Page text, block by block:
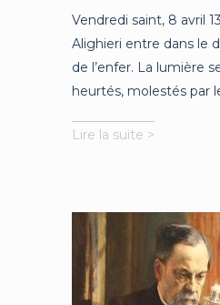
Vendredi saint, 8 avril
Alighieri entre dans le
de l’enfer. La lumière
heurtés, molestés par
Lire la suite >